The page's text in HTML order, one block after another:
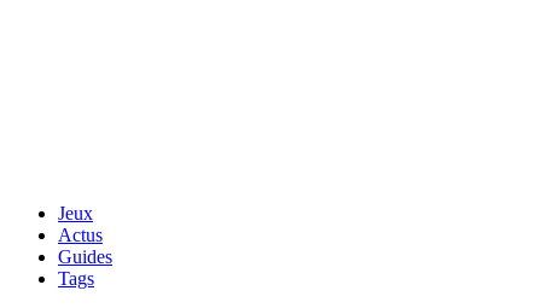
Jeux
Actus
Guides
Tags